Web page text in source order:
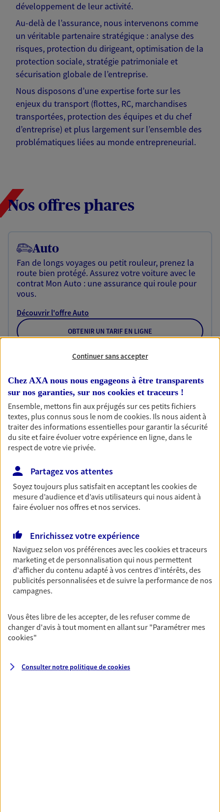
développement de leur activité.
Au-delà de l’assurance, nous intervenons comme
un véritable partenaire stratégique : analyse des
risques, protection du dirigeant, optimisation de la
protection sociale, stratégie patrimoniale et
sécurisation globale de l’entreprise.
Nous disposons d’une expertise forte sur les
enjeux du transport (flottes, RC, marchandises
transportées, protection des équipes et du chef
d’entreprise) et plus largement sur l’ensemble des
problématiques liées au monde entrepreneurial.
Nos offres phares
Auto
Fan de longs voyages ou petit rouleur, prenez la
route bien protégé. Assurez votre voiture avec le
contrat Mon Auto : une assurance qui roule pour
vous.
Découvrir l'offre Auto
OBTENIR UN TARIF EN LIGNE
Votre logement est unique, comme vous. Le
contrat Ma Maison assure votre sérénité en
protégeant ce qui vous tient à coeur.
Découvrir l'offre Habitation
OBTENIR UN TARIF EN LIGNE
Garantie Accidents de la Vie
Bricoleuse, féru de jardinage, pâtissier en herbe
ou grande lectrice… personne n'est à l'abri d'un
revenus.
Découvrir l'offre Garantie Accidents de la Vie
OBTENIR UN TARIF EN LIGNE
Multirisque Entreprise
Gagnez en simplicité et en sérénité avec votre
assurance multirisque entreprise. Un contrat
responsabilité civile.
Continuer sans accepter
Chez AXA nous nous engageons à être transparents
sur nos garanties, sur nos cookies et traceurs !
Ensemble, mettons fin aux préjugés sur ces petits fichiers
textes, plus connus sous le nom decookies. Ils nous aident à
traiter des informations essentielles pour garantir la sécurité
du site et faire évoluer votre expérience en ligne, dans le
respect de votre vie privée.
Partagez vos attentes
Soyez toujours plus satisfait en acceptant lescookiesde
mesure d’audience et d’avis utilisateurs qui nous aident à
faire évoluer nos offres et nos services.
Enrichissez votre expérience
Naviguez selon vos préférences avec lescookies et traceurs
marketing et de personnalisation qui nous permettent
d'afficher du contenu adapté à vos centres d'intérêts, des
publicités personnalisées et de suivre la performance de nos
campagnes.
Vous êtes libre de les accepter, de les refuser comme de
changer d'avis à tout moment en allant sur "Paramétrer mes
cookies"
Consulter notre politique decookies